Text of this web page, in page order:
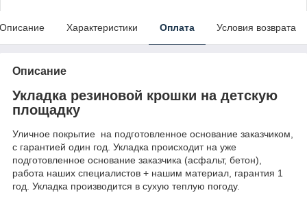
Описание Характеристики Оплата Условия возврата
Описание
Укладка резиновой крошки на детскую
площадку
Уличное покрытие на подготовленное основание заказчиком,
с гарантией один год. Укладка происходит на уже
подготовленное основание заказчика (асфальт, бетон),
работа наших специалистов + нашим материал, гарантия 1
год. Укладка производится в сухую теплую погоду.